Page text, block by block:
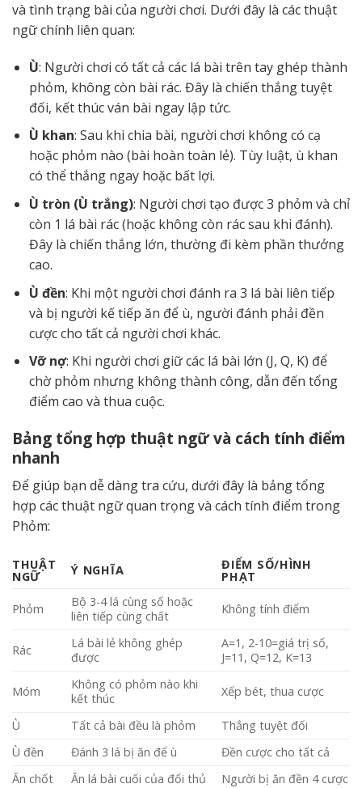
và tình trạng bài của người chơi. Dưới đây là các thuật
ngữ chính liên quan:
Ù: Người chơi có tất cả các lá bài trên tay ghép thành
phỏm, không còn bài rác. Đây là chiến thắng tuyệt
đối, kết thúc ván bài ngay lập tức.
Ù khan: Sau khi chia bài, người chơi không có cạ
hoặc phỏm nào (bài hoàn toàn lẻ). Tùy luật, ù khan
có thể thắng ngay hoặc bất lợi.
Ù tròn (Ù trắng): Người chơi tạo được 3 phỏm và chỉ
còn 1 lá bài rác (hoặc không còn rác sau khi đánh).
Đây là chiến thắng lớn, thường đi kèm phần thưởng
cao.
Ù đền: Khi một người chơi đánh ra 3 lá bài liên tiếp
và bị người kế tiếp ăn để ù, người đánh phải đền
cược cho tất cả người chơi khác.
Vỡ nợ: Khi người chơi giữ các lá bài lớn (J, Q, K) để
chờ phỏm nhưng không thành công, dẫn đến tổng
điểm cao và thua cuộc.
Bảng tổng hợp thuật ngữ và cách tính điểm
nhanh
Để giúp bạn dễ dàng tra cứu, dưới đây là bảng tổng
hợp các thuật ngữ quan trọng và cách tính điểm trong
Phỏm:
THUẬT
NGỮ Ý NGHĨA ĐIỂM SỐ/HÌNH
PHẠT
Phỏm
Bộ 3-4 lá cùng số hoặc
liên tiếp cùng chất
Không tính điểm
Rác
Lá bài lẻ không ghép
được
A=1, 2-10=giá trị số,
J=11, Q=12, K=13
Móm
Không có phỏm nào khi
kết thúc
Xếp bét, thua cược
Ù Tất cả bài đều là phỏm
Thắng tuyệt đối
Ù đền
Đánh 3 lá bị ăn để ù
Đền cược cho tất cả
Ăn chốt
Ăn lá bài cuối của đối thủ Người bị ăn đền 4 cược